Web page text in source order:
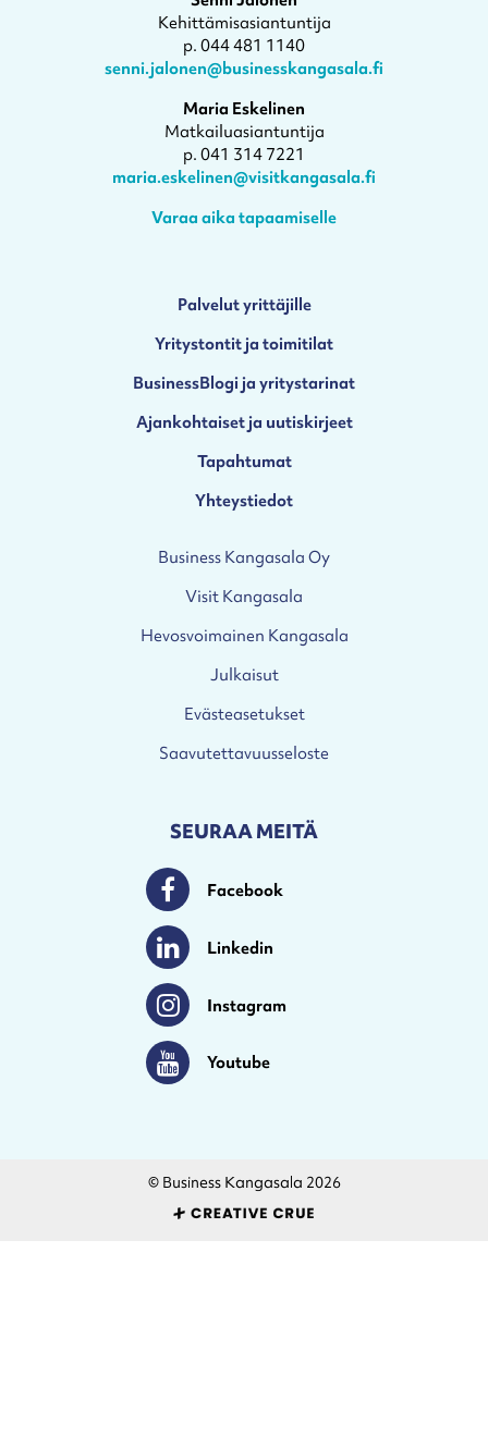
Kehittämisasiantuntija
p. 044 481 1140
senni.jalonen@businesskangasala.fi
Maria Eskelinen
Matkailuasiantuntija
p. 041 314 7221
maria.eskelinen@visitkangasala.fi
Varaa aika tapaamiselle
Palvelut yrittäjille
Yritystontit ja toimitilat
BusinessBlogi ja yritystarinat
Ajankohtaiset ja uutiskirjeet
Tapahtumat
Yhteystiedot
Business Kangasala Oy
Visit Kangasala
Hevosvoimainen Kangasala
Julkaisut
Evästeasetukset
Saavutettavuusseloste
SEURAA MEITÄ
FacebookFacebook
LinkedinLinkedin
InstagramInstagram
Youtube Youtube
© Business Kangasala 2026